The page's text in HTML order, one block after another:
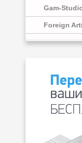
Gam-
Foreign